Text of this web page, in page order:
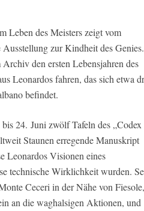
Leben des Meisters zeigt vom
zur Kindheit des Genies.
den ersten Lebensjahren des
Leonardos fahren, das sich etwa
befindet.
24. Juni zwölf Tafeln des „Codex
Staunen erregende Manuskript
Leonardos Visionen eines
technische Wirklichkeit wurden.
Ceceri in der Nähe von Fiesole,
an die waghalsigen Aktionen, und